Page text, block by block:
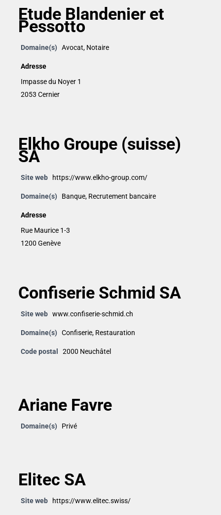
Etude Blandenier et
Pessotto
Domaine(s) Avocat, Notaire
Adresse
Impasse du Noyer 1
2053 Cernier
Elkho Groupe (suisse)
SA
Site web https://www.elkho-group.com/
Domaine(s) Banque, Recrutement bancaire
Adresse
Rue Maurice 1-3
1200 Genève
Confiserie Schmid SA
Site web www.confiserie-schmid.ch
Domaine(s) Confiserie, Restauration
Code postal 2000 Neuchâtel
Ariane Favre
Domaine(s) Privé
Elitec SA
Site web https://www.elitec.swiss/